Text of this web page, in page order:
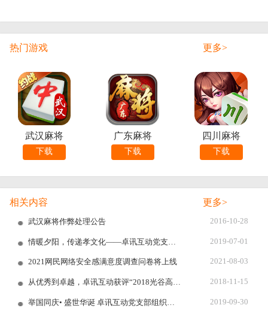
热门游戏 更多>
武汉麻将
下载
广东麻将
下载
四川麻将
下载
相关内容 更多>
武汉麻将作弊处理公告 2016-10-28
2019-07-01
2021网民网络安全感满意度调查问卷将上线 2021-08-03
从优秀到卓越，卓讯互动获评“2018光谷高科技20强” 2018-11-15
举国同庆• 盛世华诞 卓讯互动党支部组织开展《我和我的祖国》观影会 2019-09-30